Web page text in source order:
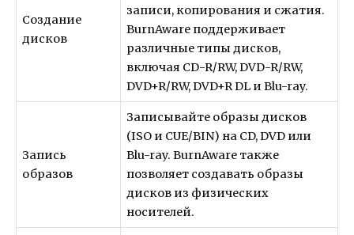
Создание
дисков
записи, копирования и сжатия.
BurnAware поддерживает
различные типы дисков,
включая CD-R/RW, DVD-R/RW,
DVD+R/RW, DVD+R DL и Blu-ray.
Запись
образов
Записывайте образы дисков
(ISO и CUE/BIN) на CD, DVD или
Blu-ray. BurnAware также
позволяет создавать образы
дисков из физических
носителей.